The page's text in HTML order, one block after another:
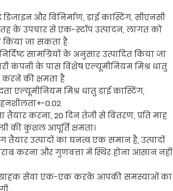
डिजाइन और विनिर्माण, डाई कास्टिंग, सीएनसी
के उपचार से एक-स्टॉप उत्पादन, लागत को
जा सकता है
सामग्रियों के अनुसार उत्पादित किया जा
कंपनी के पास विशेष एल्यूमीनियम मिश्र धातु
करने की क्षमता है
एल्यूमीनियम मिश्र धातु डाई कास्टिंग,
0.02
तैयार करना, 20 दिन तेजी से वितरण, प्रति माह
की कुशल आपूर्ति क्षमता।
तैयार उत्पादों का घनत्व एक समान है, उत्पादों
करना और गुणवत्ता में स्थिर होना आसान नहीं
सेवा एक-एक करके आपकी समस्याओं का